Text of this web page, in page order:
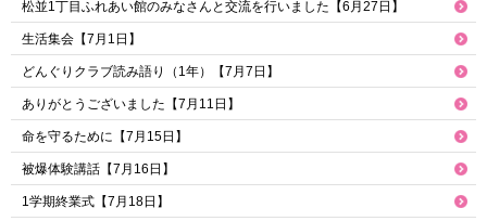
松並1丁目ふれあい館のみなさんと交流を行いました【6月27日】
生活集会【7月1日】
どんぐりクラブ読み語り（1年）【7月7日】
ありがとうございました【7月11日】
命を守るために【7月15日】
被爆体験講話【7月16日】
1学期終業式【7月18日】